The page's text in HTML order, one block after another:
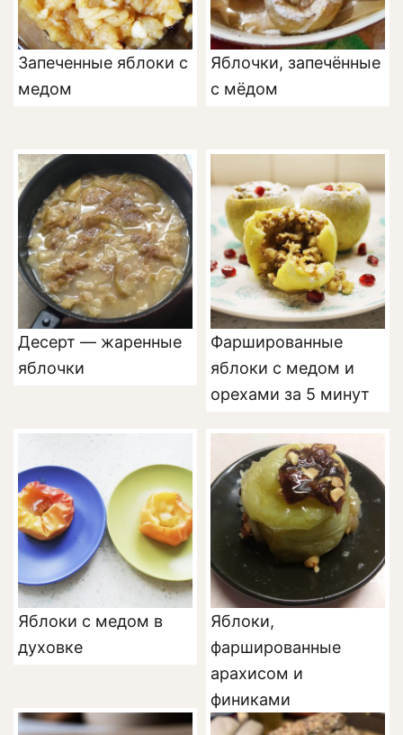
Запеченные яблоки с
медом
Яблочки, запечённые
с мёдом
Десерт — жаренные
яблочки
Фаршированные
яблоки с медом и
орехами за 5 минут
Яблоки с медом в
духовке
Яблоки,
фаршированные
арахисом и
финиками